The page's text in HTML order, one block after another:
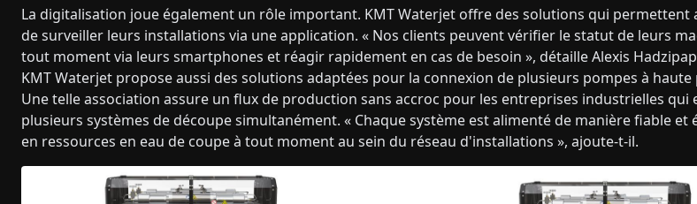
La digitalisation joue également un rôle important. KMT Waterjet offre des solutions qui permettent
de surveiller leurs installations via une application. « Nos clients peuvent vérifier le statut de leurs
tout moment via leurs smartphones et réagir rapidement en cas de besoin », détaille Alexis
KMT Waterjet propose aussi des solutions adaptées pour la connexion de plusieurs pompes à haute
Une telle association assure un flux de production sans accroc pour les entreprises industrielles qui
plusieurs systèmes de découpe simultanément. « Chaque système est alimenté de manière fiable et
en ressources en eau de coupe à tout moment au sein du réseau d'installations », ajoute-t-il.